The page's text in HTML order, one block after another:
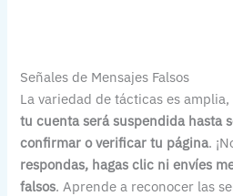
Señales de Mensajes Falsos
La variedad de tácticas es amplia,
tu cuenta será suspendida hasta
confirmar o verificar tu página.
respondas, hagas clic ni envíes
falsos. Aprende a reconocer las